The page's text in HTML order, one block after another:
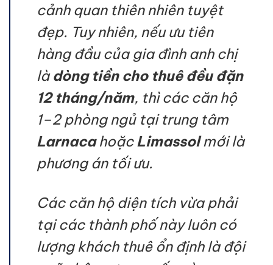
cảnh quan thiên nhiên tuyệt
đẹp. Tuy nhiên, nếu ưu tiên
hàng đầu của gia đình anh chị
làdòng tiền cho thuê đều đặn
12 tháng/năm, thì các căn hộ
1–2 phòng ngủ tại trung tâm
Larnacahoặc Limassolmới là
phương án tối ưu.
Các căn hộ diện tích vừa phải
tại các thành phố này luôn có
lượng khách thuê ổn định là đội